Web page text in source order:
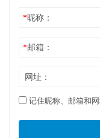
*昵称：
*邮箱：
网址：
记住昵称、邮箱和